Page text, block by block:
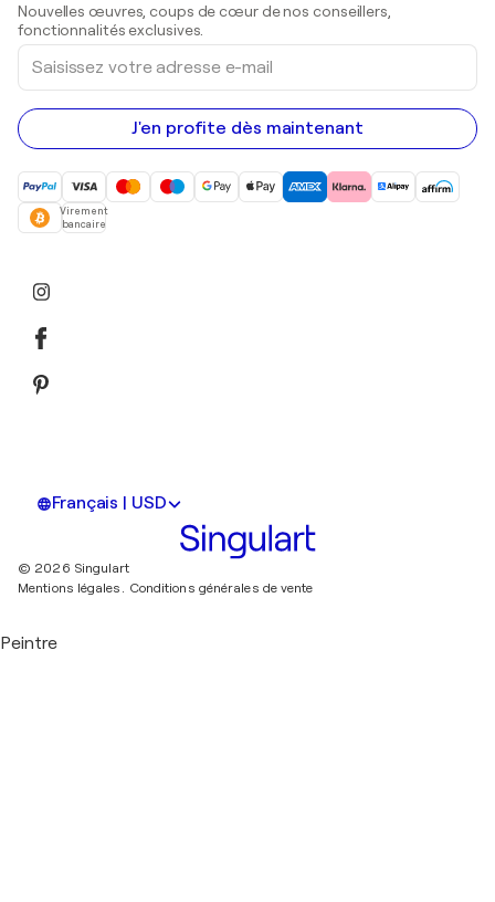
Peintures acryliques
Nouvelles œuvres, coups de cœur de nos conseillers,
fonctionnalités exclusives.
Saisissez
votre
adresse
e-
mail
J'en profite dès maintenant
Virement
bancaire
Français | USD
© 2026 Singulart
Mentions légales. Conditions générales de vente
Peintre